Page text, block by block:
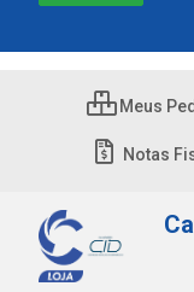
Meus
Notas